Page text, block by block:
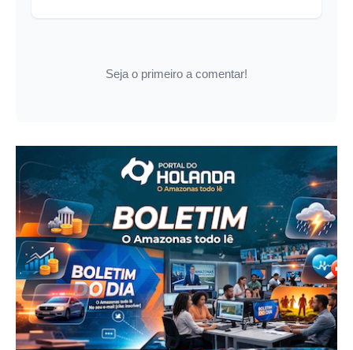
Seja o primeiro a comentar!